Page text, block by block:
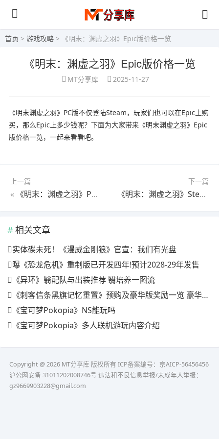
首页 > 游戏攻略 > 《明末：渊虚之羽》Epic版价格一览
《明末：渊虚之羽》Epic版价格一览
MT分享库 2025-11-27
《明末渊虚之羽》PC版不仅登陆Steam，玩家们也可以在Epic上购
买，那么Epic上多少钱呢？下面为大家带来《明末渊虚之羽》Epic
版价格一览，一起来看看吧。
上一篇
« 《明末：渊虚之羽》PS5版价格一览
下一篇
《明末：渊虚之羽》Steam版价格一览
相关文章
实体碟未死！《漫威金刚狼》官宣：我们有光盘
曝《恐龙危机》重制版已开发四年!预计2028-29年发售
《异环》翳配队与出装推荐 翳培养一图流
《刺客信条黑旗记忆重置》预购及豪华版奖励一览 豪华版有什么
《宝可梦Pokopia》NS能玩吗
《宝可梦Pokopia》多人联机游玩内容介绍
Copyright @ 2026 MT分享库 版权所有 ICP备案编号：京AICP-56456456
沪公网安备 31011202008746号 违法和不良信息举报/未成年人举报：
gz9669903228@gmail.com